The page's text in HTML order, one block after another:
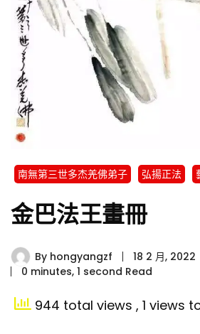
南無第三世多杰羌佛弟子 弘揚正法
金巴法王畫冊
By hongyangzf
18 2 月, 2022
0 minutes, 1 second Read
944 total views , 1 views